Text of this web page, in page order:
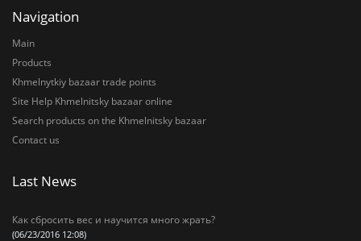
Navigation
Main
Products
Khmelnytkiy bazaar trade points
Site Help Khmelnitsky bazaar online
Search products on the Khmelnitsky bazaar
Contact us
Last News
Как сбросить вес и научится много жрать?
(06/23/2016 12:08)